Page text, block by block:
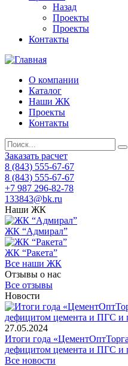
Назад
Проекты
Проекты
Контакты
О компании
Каталог
Наши ЖК
Проекты
Контакты
Заказать расчет
8 (843) 555-67-67
8 (843) 555-67-67
+7 987 296-82-78
133843@bk.ru
Наши ЖК
ЖК “Адмирал”
ЖК “Ракета”
Все наши ЖК
Отзывы о нас
Все отзывы
Новости
27.05.2024
Итоги года
дефицитом цемента и ПГС и
Все новости